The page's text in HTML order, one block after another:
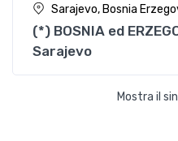
Sarajevo, Bosnia
(*) BOSNIA ed
Sarajevo
Mostra il